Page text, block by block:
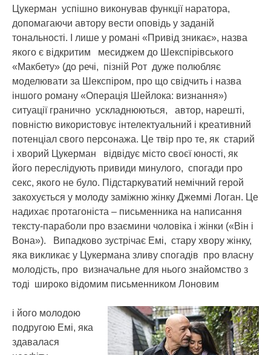
Цукерман успішно виконував функції наратора,
допомагаючи автору вести оповідь у заданій
тональності. І лише у романі «Привід зникає», назва
якого є відкритим месиджем до Шекспірівського
«Макбету» (до речі, пізній Рот дуже полюбляє
моделювати за Шекспіром, про що свідчить і назва
іншого роману «Операція Шейлока: визнання»)
ситуації гранично ускладнюються, автор, нарешті,
повністю використовує інтелектуальний і креативний
потенціал свого персонажа. Це твір про те, як старий
і хворий Цукерман відвідує місто своєї юності, як
його переслідують привиди минулого, спогади про
секс, якого не було. Підстаркуватий немічний герой
закохується у молоду заміжню жінку Джеммі Логан. Це
надихає протагоніста – письменника на написання
тексту-параболи про взаємини чоловіка і жінки («Він і
Вона»). Випадково зустрічає Емі, стару хвору жінку,
яка викликає у Цукермана зливу спогадів про власну
молодість, про визначальне для нього знайомство з
тоді широко відомим письменником Лоновим
і його молодою
подругою Емі, яка
здавалася